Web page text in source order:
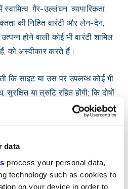
data
process your personal data,
technology such as cookies to
on your device in order to
गैर-उल्लंघन, व्यापारिकता,
की निहित वारंटी और लेन-देन,
होने वाली कोई भी वारंटी शामिल
को अस्वीकार करते हैं।
कि साइट या उस पर उपलब्ध कोई भी
सुरक्षित या त्रुटि रहित होंगी; कि दोषों
या साइट को उपलब्ध कराने वाले सर्वर
से मुक्त हैं; या कि साइट या उस पर
और सामग्री केवल सूचनात्मक